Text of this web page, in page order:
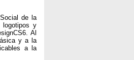
de la
logotipos y
Al
y a la
a la